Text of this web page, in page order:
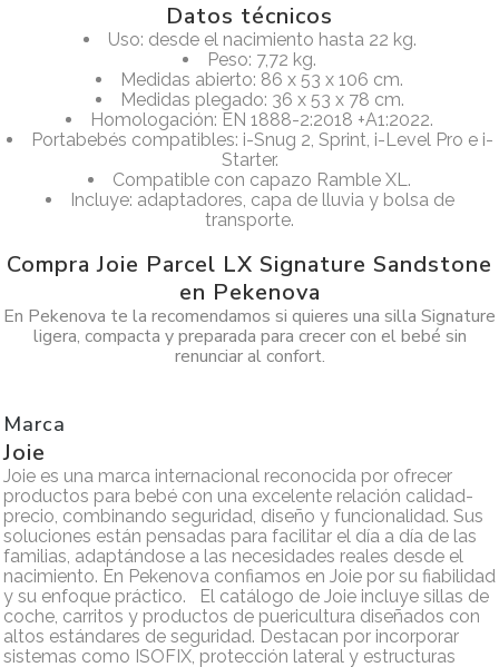
Datos técnicos
Uso: desde el nacimiento hasta 22 kg.
Peso: 7,72 kg.
Medidas abierto: 86 x 53 x 106 cm.
Medidas plegado: 36 x 53 x 78 cm.
Homologación: EN 1888-2:2018 +A1:2022.
Portabebés compatibles: i-Snug 2, Sprint, i-Level Pro e i-
Starter.
Compatible con capazo Ramble XL.
Incluye: adaptadores, capa de lluvia y bolsa de
transporte.
Compra Joie Parcel LX Signature Sandstone
en Pekenova
En Pekenova te la recomendamos si quieres una silla Signature
ligera, compacta y preparada para crecer con el bebé sin
renunciar al confort.
Marca
Joie
Joie es una marca internacional reconocida por ofrecer
productos para bebé con una excelente relación calidad-
precio, combinando seguridad, diseño y funcionalidad. Sus
soluciones están pensadas para facilitar el día a día de las
familias, adaptándose a las necesidades reales desde el
nacimiento. En Pekenova confiamos en Joie por su fiabilidad
y su enfoque práctico. El catálogo de Joie incluye sillas de
coche, carritos y productos de puericultura diseñados con
altos estándares de seguridad. Destacan por incorporar
sistemas como ISOFIX, protección lateral y estructuras